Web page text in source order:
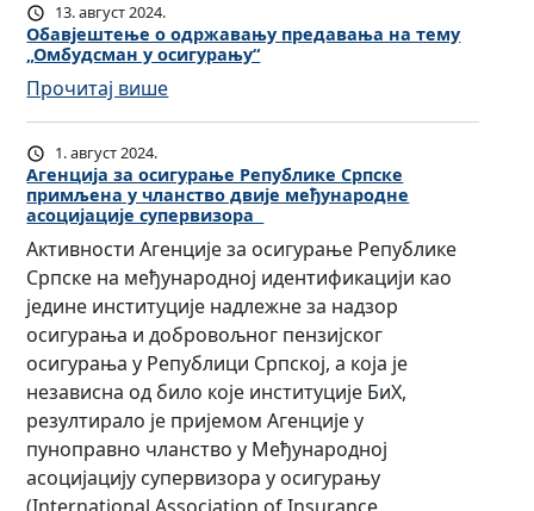
13. август 2024.
Обавјештење о одржавању предавања на тему
„Омбудсман у осигурању“
Прочитај више:
О
а
в
ј
е
ш
т
е
њ
е
о
о
д
1. август 2024.
Агенција за осигурање Републике Српске
примљена у чланство двије међународне
асоцијације супервизора
Активности Агенције за осигурање Републике
Српске на међународној идентификацији као
једине институције надлежне за надзор
осигурања и добровољног пензијског
осигурања у Републици Српској, а која је
независна од било које институције БиХ,
резултирало је пријемом Агенције у
пуноправно чланство у Међународној
асоцијацију супервизора у осигурању